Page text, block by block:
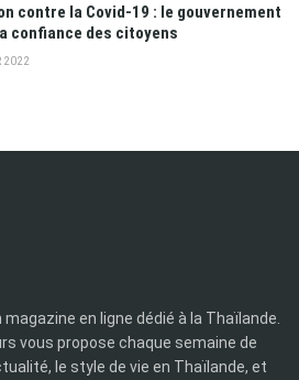
contre la Covid-19 : le gouvernement
confiance des citoyens
2022
en ligne dédié à la Thaïlande.
vous propose chaque semaine de
le style de vie en Thaïlande, et